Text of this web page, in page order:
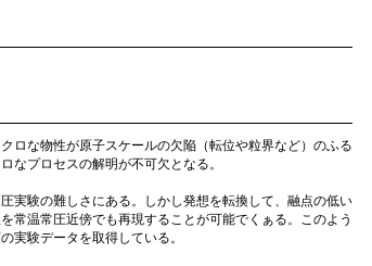
ロな物性が原子スケールの欠陥（転位や粒界など）のふる
なプロセスの解明が不可欠となる。
実験の難しさにある。しかし発想を転換して、融点の低い
常温常圧近傍でも再現することが可能でくぁる。このよう
実験データを取得している。